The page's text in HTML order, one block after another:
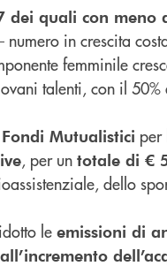
dei quali con meno
in crescita
femminile
talenti, con il 50%
Mutualistici per
, per un totale di €
dello
le emissioni di
all’incremento